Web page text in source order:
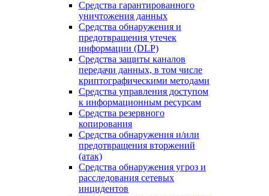
Средства гарантированного
уничтожения данных
Средства обнаружения и
предотвращения утечек
информации (DLP)
Средства защиты каналов
передачи данных, в том числе
криптографическими методами
Средства управления доступом
к информационным ресурсам
Средства резервного
копирования
Средства обнаружения и/или
предотвращения вторжений
(атак)
Средства обнаружения угроз и
расследования сетевых
инцидентов